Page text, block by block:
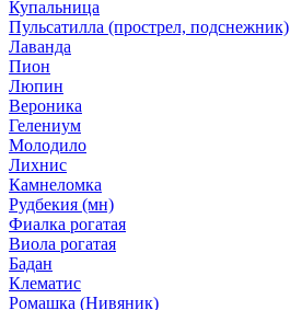
Купальница
Пульсатилла (прострел, подснежник)
Лаванда
Пион
Люпин
Вероника
Гелениум
Молодило
Лихнис
Камнеломка
Рудбекия (мн)
Фиалка рогатая
Виола рогатая
Бадан
Клематис
Ромашка (Нивяник)